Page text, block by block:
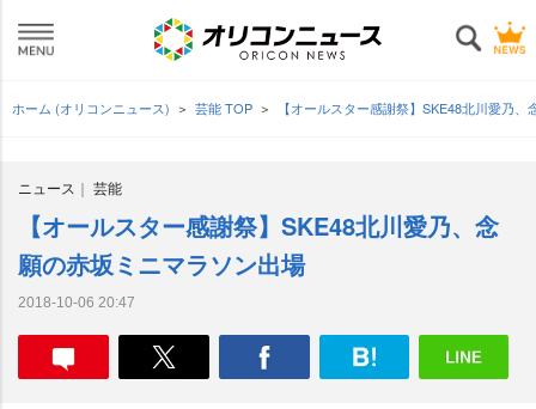
ホーム (オリコンニュース) 芸能 TOP 【オールスター感謝祭】SKE48北川愛乃
ニュース 芸能
【オールスター感謝祭】SKE48北川愛乃、念
願の赤坂ミニマラソン出場
2018-10-06 20:47